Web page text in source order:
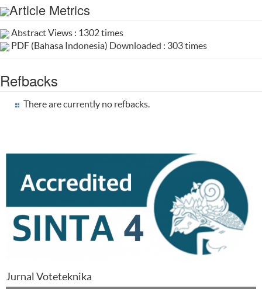
Article Metrics
Abstract Views : 1302 times
PDF (Bahasa Indonesia) Downloaded : 303 times
Refbacks
There are currently no refbacks.
Jurnal Voteteknika